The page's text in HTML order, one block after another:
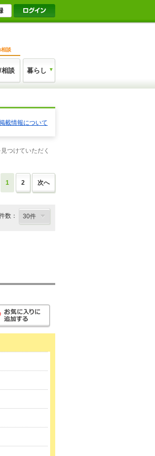
相談
相談 暮らし
載情報について
つけていただく
1 2 次へ
数：